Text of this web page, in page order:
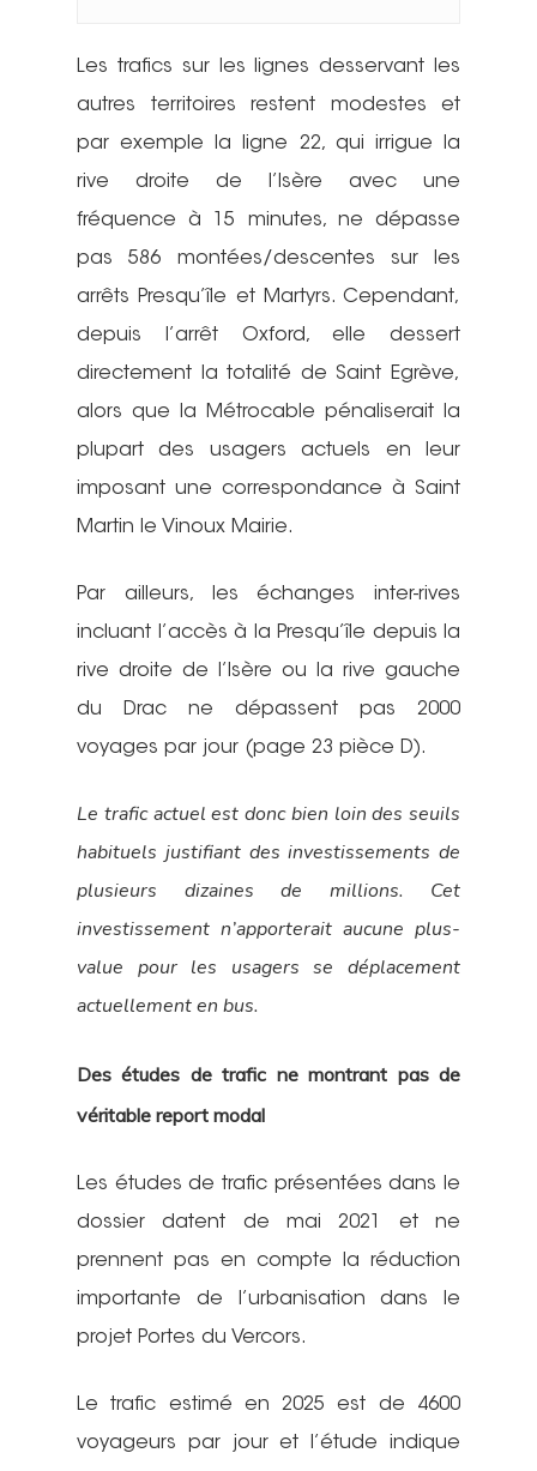
Les trafics sur les lignes desservant les
autres territoires restent modestes et
par exemple la ligne 22, qui irrigue la
rive droite de l’Isère avec une
fréquence à 15 minutes, ne dépasse
pas 586 montées/descentes sur les
arrêts Presqu’île et Martyrs. Cependant,
depuis l’arrêt Oxford, elle dessert
directement la totalité de Saint Egrève,
alors que la Métrocable pénaliserait la
plupart des usagers actuels en leur
imposant une correspondance à Saint
Martin le Vinoux Mairie.
Par ailleurs, les échanges inter-rives
incluant l’accès à la Presqu’île depuis la
rive droite de l’Isère ou la rive gauche
du Drac ne dépassent pas 2000
voyages par jour (page 23 pièce D).
Le trafic actuel est donc bien loin des seuils
habituels justifiant des investissements de
plusieurs dizaines de millions. Cet
investissement n’apporterait aucune plus-
value pour les usagers se déplacement
actuellement en bus.
Des études de trafic ne montrant pas de
véritable report modal
Les études de trafic présentées dans le
dossier datent de mai 2021 et ne
prennent pas en compte la réduction
importante de l’urbanisation dans le
projet Portes du Vercors.
Le trafic estimé en 2025 est de 4600
voyageurs par jour et l’étude indique